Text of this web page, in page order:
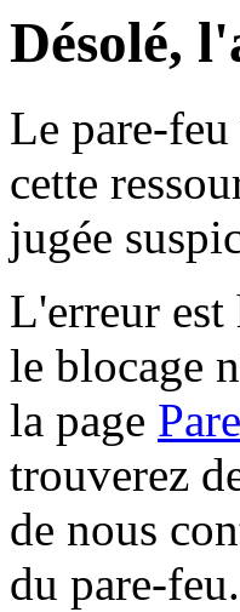
Désolé,
Le pare-
cette
jugée
L'erreur est
le blocage
la page
trouverez
de nous
du pare-feu.